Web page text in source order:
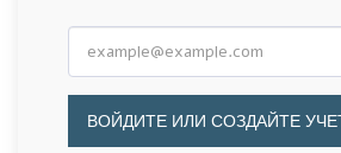
ВОЙДИТЕ ИЛИ СОЗДАЙТЕ